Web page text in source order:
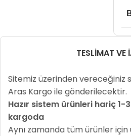
TESLIMAT VE
Sitemiz üzerinden vereceğiniz
Aras Kargo ile gönderilecektir.
Hazır sistem ürünleri hariç 1-
kargoda
Aynı zamanda tüm ürünler için